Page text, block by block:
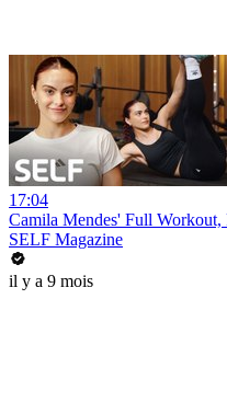
17:04
Camila Mendes' Full
SELF Magazine
il y a 9 mois